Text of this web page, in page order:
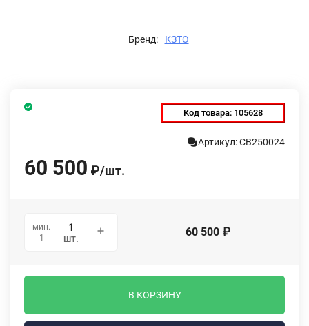
Бренд: КЗТО
Код товара: 105628
Артикул: СВ250024
60 500 ₽/шт.
мин.
1
шт. 60 500 ₽
В КОРЗИНУ